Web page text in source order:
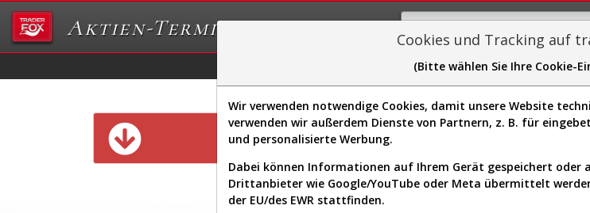
Aktien-Terminal
Sector-Spider Easy-Scan
Diese Funktion ist nur für
Cookies und Tracking auf
(Bitte wählen Sie Ihre Cookie-
Wir verwenden notwendige Cookies, damit unsere Website
verwenden wir außerdem Dienste von Partnern, z. B. für
und personalisierte Werbung.
Dabei können Informationen auf Ihrem Gerät gespeichert oder
Drittanbieter wie Google/YouTube oder Meta übermittelt
der EU/des EWR stattfinden.